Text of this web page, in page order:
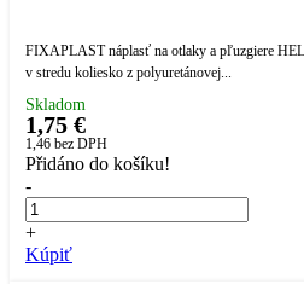
FIXAPLAST náplasť na otlaky a pľuzgiere
v stredu koliesko z polyuretánovej...
Skladom
1,75 €
1,46 bez DPH
Přidáno do košíku!
-
+
Kúpiť